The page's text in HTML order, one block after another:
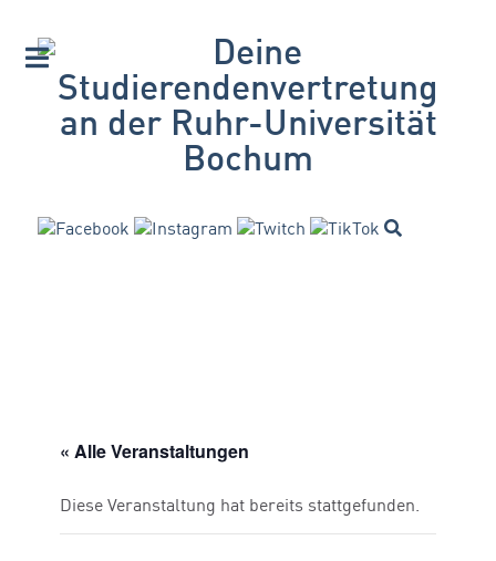
« Alle Veranstaltungen
Diese Veranstaltung hat bereits stattgefunden.